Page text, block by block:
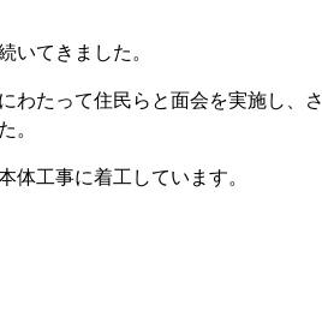
いてきました。
わたって住民らと面会を実施し、さ
。
体工事に着工しています。